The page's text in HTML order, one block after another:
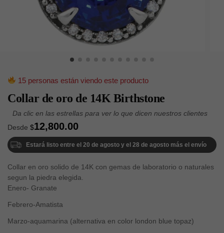
15 personas están viendo este producto
Collar de oro de 14K Birthstone
Desde $12,800.00
Estará listo entre el 20 de agosto y el 28 de agosto más el envío
Collar en oro solido de 14K con gemas de laboratorio o naturales
segun la piedra elegida.
Enero- Granate
Febrero-Amatista
Marzo-aquamarina (alternativa en color london blue topaz)